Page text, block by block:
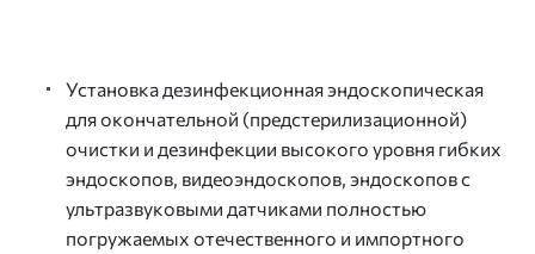
Установка дезинфекционная эндоскопическая
для окончательной (предстерилизационной)
очистки и дезинфекции высокого уровня гибких
эндоскопов, видеоэндоскопов, эндоскопов с
ультразвуковыми датчиками полностью
погружаемых отечественного и импортного